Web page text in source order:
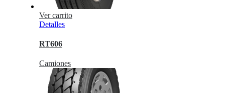
Ver carrito
Detalles
RT606
Camiones